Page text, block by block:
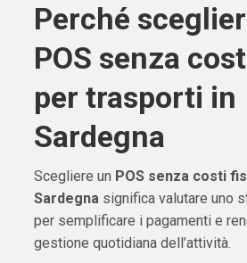
Perché
POS senza
per trasporti in
Sardegna
Scegliere un POS senza costi
Sardegnasignifica valutare uno
per semplificare i pagamenti e
gestione quotidiana dell’attività.